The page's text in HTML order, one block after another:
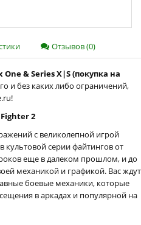
Отзывов (0)
& Series X|S (покупка на
и без каких либо ограничений,
2
с великолепной игрой
культовой серии файтингов от
еще в далеком прошлом, и до
механикой и графикой. Вас ждут
боевые механики, которые
в аркадах и популярной на